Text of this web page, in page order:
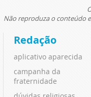
Não reproduza o conteúdo
Redação
aplicativo aparecida
campanha da
fraternidade